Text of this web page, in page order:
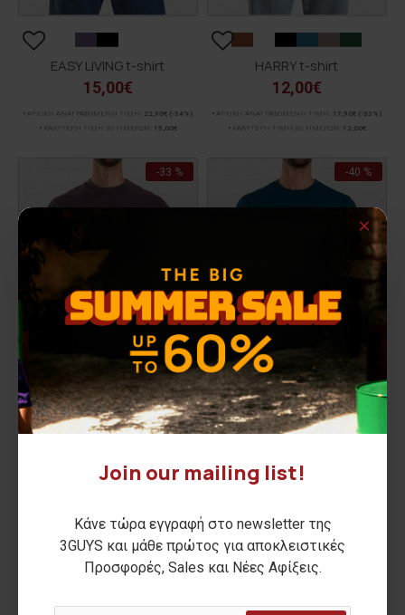
Join our mailing list!
Κάνε τώρα εγγραφή στο newsletter της
3GUYS και μάθε πρώτος για αποκλειστικές
Προσφορές, Sales και Νέες Αφίξεις.
EASY LIVING t-shirt
15,00€
ΑΡΧΙΚΗ ΑΝΑΓΡΑΦΟΜΕΝΗ ΤΙΜΗ: 22,90€ (-34%)
ΚΑΛΥΤΕΡΗ ΤΙΜΗ 30 ΗΜΕΡΩΝ:
15,00€
HARRY t-shirt
12,00€
ΑΡΧΙΚΗ ΑΝΑΓΡΑΦΟΜΕΝΗ ΤΙΜΗ: 17,90€ (-33%)
ΚΑΛΥΤΕΡΗ ΤΙΜΗ 30 ΗΜΕΡΩΝ:
12,00€
-33 %
NAVARRO t-shirt
ΑΡΧΙΚΗ ΑΝΑΓΡΑΦΟΜΕΝΗ ΤΙΜΗ:37,50€ (-33%)
ΚΑΛΥΤΕΡΗ ΤΙΜΗ 30 ΗΜΕΡΩΝ: 25,00€
-40 %
CORIN t-shirt
ΑΡΧΙΚΗ ΑΝΑΓΡΑΦΟΜΕΝΗ ΤΙΜΗ:
ΚΑΛΥΤΕΡΗ ΤΙΜΗ 30 ΗΜΕΡΩΝ: